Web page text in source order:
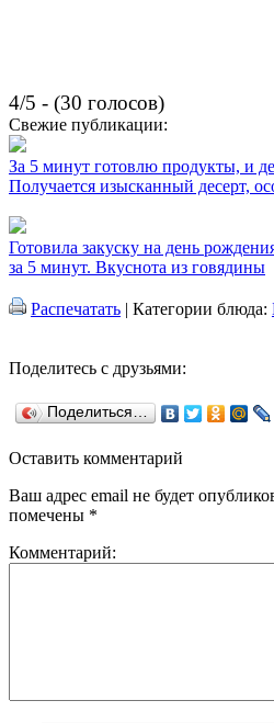
4/5 - (30 голосов)
Свежие публикации:
За 5 минут готовлю продукты, и
Получается изысканный десерт,
Готовила закуску на день
за 5 минут. Вкуснота из говядины
Распечатать | Категории блюда:
Поделитесь с друзьями:
Поделиться…
Оставить комментарий
Ваш адрес email не будет
помечены *
Комментарий: